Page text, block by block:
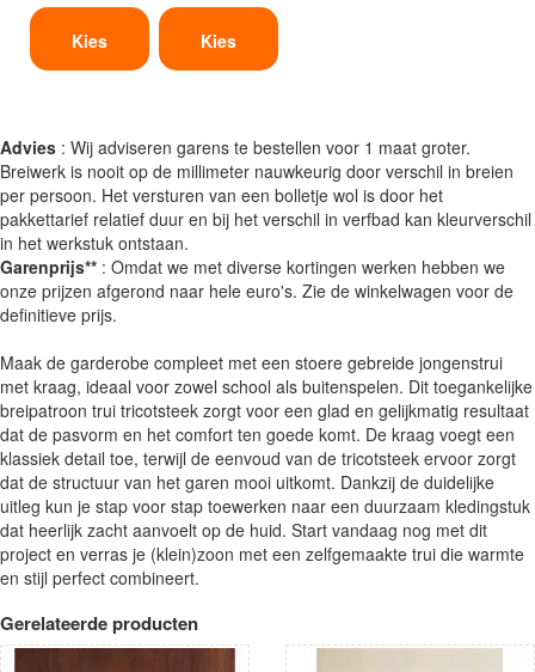
Kies Kies
Advies : Wij adviseren garens te bestellen voor 1 maat groter.
Breiwerk is nooit op de millimeter nauwkeurig door verschil in breien
per persoon. Het versturen van een bolletje wol is door het
pakkettarief relatief duur en bij het verschil in verfbad kan kleurverschil
in het werkstuk ontstaan.
Garenprijs** : Omdat we met diverse kortingen werken hebben we
onze prijzen afgerond naar hele euro's. Zie de winkelwagen voor de
definitieve prijs.
Maak de garderobe compleet met een stoere gebreide jongenstrui
met kraag, ideaal voor zowel school als buitenspelen. Dit toegankelijke
breipatroon trui tricotsteek zorgt voor een glad en gelijkmatig resultaat
dat de pasvorm en het comfort ten goede komt. De kraag voegt een
klassiek detail toe, terwijl de eenvoud van de tricotsteek ervoor zorgt
dat de structuur van het garen mooi uitkomt. Dankzij de duidelijke
uitleg kun je stap voor stap toewerken naar een duurzaam kledingstuk
dat heerlijk zacht aanvoelt op de huid. Start vandaag nog met dit
project en verras je (klein)zoon met een zelfgemaakte trui die warmte
en stijl perfect combineert.
Gerelateerde producten